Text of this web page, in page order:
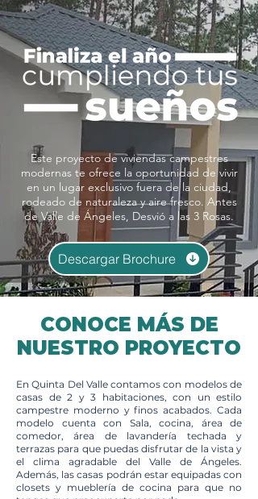
Este proyecto de viviendas campestres
modernas te ofrece la oportunidad de vivir
en un lugar exclusivo fuera de la ciudad,
rodeado de naturaleza y aire fresco. Antes
de Valle de Ángeles, Desvió a las 3 Rosas.
Descargar Brochure
CONOCE MÁS DE
NUESTRO PROYECTO
En Quinta Del Valle contamos con modelos de
casas de 2 y 3 habitaciones, con un estilo
campestre moderno y finos acabados. Cada
modelo cuenta con Sala, cocina, área de
comedor, área de lavandería techada y
terrazas para que puedas disfrutar de la vista y
el clima agradable del Valle de Ángeles.
Además, las casas podrán estar equipadas con
closets y mueblería de cocina para que no